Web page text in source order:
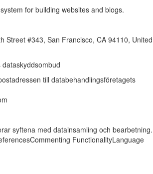
for building websites and blogs.
Street #343, San Francisco, CA 94110, United
till databehandlingsföretagets
syftena med datainsamling och bearbetning.
Commenting FunctionalityLanguage